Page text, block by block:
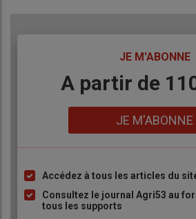
JE M'ABONNE
BodyA partir de
JE M'ABONNE
Liste
à
puce
Accédez à tous les articles du
Consultez le journal Agri53 au
tous les supports